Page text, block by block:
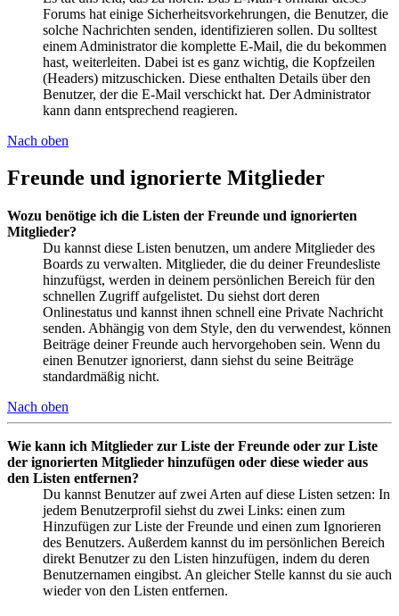
Forums hat einige Sicherheitsvorkehrungen, die Benutzer, die
solche Nachrichten senden, identifizieren sollen. Du solltest
einem Administrator die komplette E-Mail, die du bekommen
hast, weiterleiten. Dabei ist es ganz wichtig, die Kopfzeilen
(Headers) mitzuschicken. Diese enthalten Details über den
Benutzer, der die E-Mail verschickt hat. Der Administrator
kann dann entsprechend reagieren.
Nach oben
Freunde und ignorierte Mitglieder
Wozu benötige ich die Listen der Freunde und ignorierten
Mitglieder?
Du kannst diese Listen benutzen, um andere Mitglieder des
Boards zu verwalten. Mitglieder, die du deiner Freundesliste
hinzufügst, werden in deinem persönlichen Bereich für den
schnellen Zugriff aufgelistet. Du siehst dort deren
Onlinestatus und kannst ihnen schnell eine Private Nachricht
senden. Abhängig von dem Style, den du verwendest, können
Beiträge deiner Freunde auch hervorgehoben sein. Wenn du
einen Benutzer ignorierst, dann siehst du seine Beiträge
standardmäßig nicht.
Nach oben
Wie kann ich Mitglieder zur Liste der Freunde oder zur Liste
der ignorierten Mitglieder hinzufügen oder diese wieder aus
den Listen entfernen?
Du kannst Benutzer auf zwei Arten auf diese Listen setzen: In
jedem Benutzerprofil siehst du zwei Links: einen zum
Hinzufügen zur Liste der Freunde und einen zum Ignorieren
des Benutzers. Außerdem kannst du im persönlichen Bereich
direkt Benutzer zu den Listen hinzufügen, indem du deren
Benutzernamen eingibst. An gleicher Stelle kannst du sie auch
wieder von den Listen entfernen.